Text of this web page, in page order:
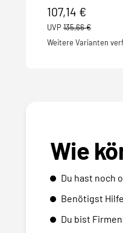
107,14 €
UVP 135,66 €
Weitere Varianten
Wie
Du hast noch
Benötigst
Du bist